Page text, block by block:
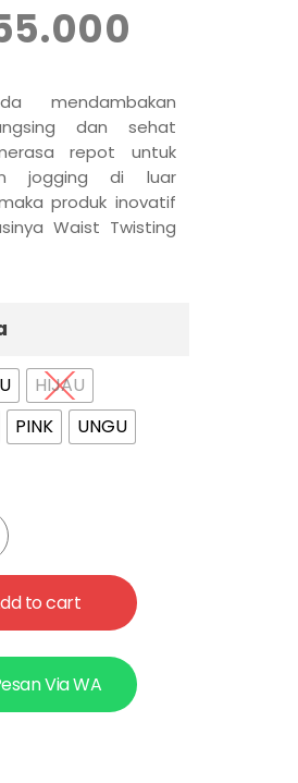
mendambakan
dan sehat
repot untuk
jogging di luar
produk inovatif
Waist Twisting
HIJAU
PINK UNGU
to cart
Via WA